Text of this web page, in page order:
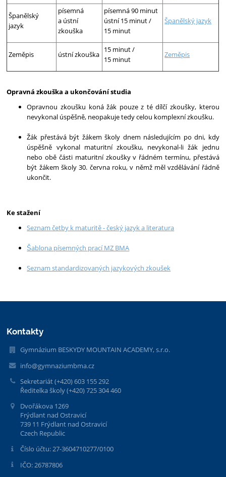
Španělský
jazyk
písemná
a ústní
zkouška
písemná 90 minut
ústní 15 minut /
15 minut
Španělský jazyk
Zeměpis ústní zkouška
15 minut /
15 minut
Zeměpis
Opravná zkouška a ukončování studia
Opravnou zkoušku koná žák pouze z té dílčí zkoušky, kterou
nevykonal úspěšně, neopakuje tedy celou komplexní zkoušku.
Žák přestává být žákem školy dnem následujícím po dni, kdy
úspěšně vykonal maturitní zkoušku, nevykonal-li žák jednu
nebo obě části maturitní zkoušky v řádném termínu, přestává
být žákem školy 30. června roku, v němž měl vzdělávání řádně
ukončit.
Ke stažení
Seznam četby k maturitě - český jazyk a literatura
Šablona písemných prací MZ BMA
Seznam standardizovaných jazykových zkoušek
Kontakty
Gymnázium BESKYDY MOUNTAIN ACADEMY, s.r.o.
info@gymnaziumbma.cz
Sekretariát (+420) 603 155 292
Ředitelka školy (+420) 725 304 460
Dvořákova 1269
Frýdlant nad Ostravicí
739 11 Frýdlant nad Ostravicí
Czech Republic
Číslo účtu: 27-3604710277/0100
IČO: 26787806